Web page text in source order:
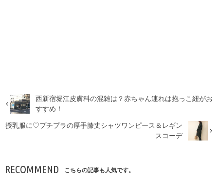
西新宿堀江皮膚科の混雑は？赤ちゃん連れは抱っこ紐がお
すすめ！
授乳服に♡プチプラの厚手膝丈シャツワンピース＆レギン
スコーデ
RECOMMEND こちらの記事も人気です。